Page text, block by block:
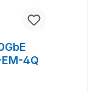
4Q